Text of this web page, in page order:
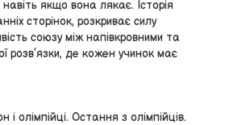
якщо вона лякає. Історія
сторінок, розкриває силу
союзу між напівкровними та
розв’язки, де кожен учинок має
олімпійці. Остання з олімпійців.